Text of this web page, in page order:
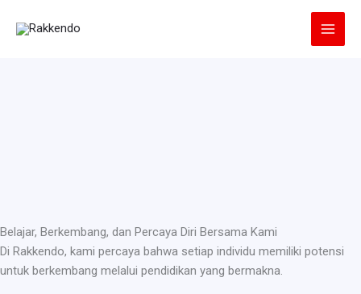
Belajar, Berkembang, dan Percaya Diri Bersama Kami
Di Rakkendo, kami percaya bahwa setiap individu memiliki potensi
untuk berkembang melalui pendidikan yang bermakna.